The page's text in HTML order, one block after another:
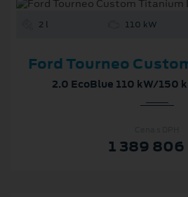
2 l 110 kW
Ford Tourneo
2.0 EcoBlue 110 kW/150
1 389 806